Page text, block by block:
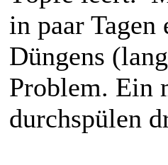
in paar
Düngens
Problem. Ein
durchspülen